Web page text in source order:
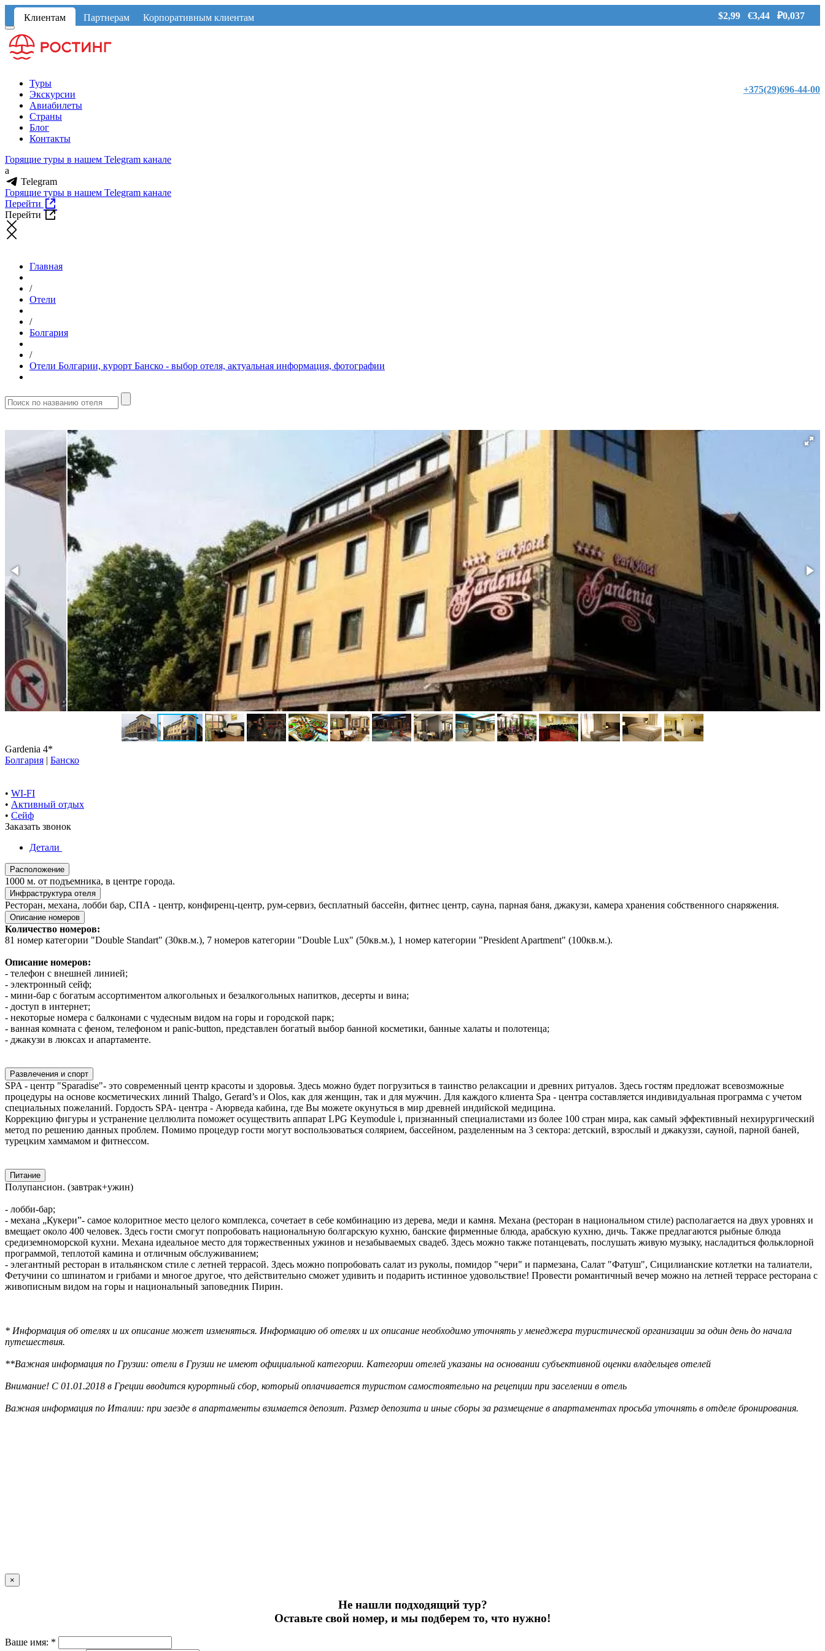
Клиентам Партнерам Корпоративным клиентам $2,99 €3,44 ₽0,037
+375(29)696-44-00
Туры
Экскурсии
Авиабилеты
Страны
Блог
Контакты
Горящие туры в нашем Telegram канале
a
Telegram
Горящие туры в нашем Telegram канале
Перейти
Перейти
Главная
/
Отели
/
Болгария
/
Отели Болгарии, курорт Банско - выбор отеля, актуальная информация, фотографии
Gardenia 4*
Болгария | Банско
• WI-FI
• Активный отдых
• Сейф
Заказать звонок
Детали
Расположение
1000 м. от подъемника, в центре города.
Инфраструктура отеля
Ресторан, механа, лобби бар, СПА - центр, конфиренц-центр, рум-сервиз, бесплатный бассейн, фитнес центр, сауна, парная баня, джакузи, камера хранения собственного снаряжения.
Описание номеров
Количество номеров:
81 номер категории "Double Standart" (30кв.м.), 7 номеров категории "Double Lux" (50кв.м.), 1 номер категории "President Apartment" (100кв.м.).
Описание номеров:
- телефон с внешней линией;
- электронный сейф;
- мини-бар с богатым ассортиментом алкогольных и безалкогольных напитков, десерты и вина;
- доступ в интернет;
- некоторые номера с балконами с чудесным видом на горы и городской парк;
- ванная комната с феном, телефоном и panic-button, представлен богатый выбор банной косметики, банные халаты и полотенца;
- джакузи в люксах и апартаменте.
Развлечения и спорт
SPA - центр "Sparadise"- это современный центр красоты и здоровья. Здесь можно будет погрузиться в таинство релаксации и древних ритуалов. Здесь гостям предложат всевозможные
процедуры на основе косметических линий Thalgo, Gerard’s и Olos, как для женщин, так и для мужчин. Для каждого клиента Spa - центра составляется индивидуальная программа с учетом
специальных пожеланий. Гордость SPA- центра - Аюрведа кабина, где Вы можете окунуться в мир древней индийской медицина.
Коррекцию фигуры и устранение целлюлита поможет осуществить аппарат LPG Keymodule i, признанный специалистами из более 100 стран мира, как самый эффективный нехирургический
метод по решению данных проблем. Помимо процедур гости могут воспользоваться солярием, бассейном, разделенным на 3 сектора: детский, взрослый и джакуззи, сауной, парной баней,
турецким хаммамом и фитнессом.
Питание
Полупансион. (завтрак+ужин)
- лобби-бар;
- механа „Кукери”- самое колоритное место целого комплекса, сочетает в себе комбинацию из дерева, меди и камня. Механа (ресторан в национальном стиле) располагается на двух уровнях и
вмещает около 400 человек. Здесь гости смогут попробовать национальную болгарскую кухню, банские фирменные блюда, арабскую кухню, дичь. Также предлагаются рыбные блюда
средиземноморской кухни. Механа идеальное место для торжественных ужинов и незабываемых свадеб. Здесь можно также потанцевать, послушать живую музыку, насладиться фольклорной
программой, теплотой камина и отличным обслуживанием;
- элегантный ресторан в итальянском стиле с летней террасой. Здесь можно попробовать салат из руколы, помидор "чери" и пармезана, Салат "Фатуш", Сицилианские котлетки на талиатели,
Фетучини со шпинатом и грибами и многое другое, что действительно сможет удивить и подарить истинное удовольствие! Провести романтичный вечер можно на летней террасе ресторана с
живописным видом на горы и национальный заповедник Пирин.
* Информация об отелях и их описание может изменяться. Информацию об отелях и их описание необходимо уточнять у менеджера туристической организации за один день до начала
путешествия.
**Важная информация по Грузии: отели в Грузии не имеют официальной категории. Категории отелей указаны на основании субъективной оценки владельцев отелей
Внимание! С 01.01.2018 в Греции вводится курортный сбор, который оплачивается туристом самостоятельно на рецепции при заселении в отель
Важная информация по Италии: при заезде в апартаменты взимается депозит. Размер депозита и иные сборы за размещение в апартаментах просьба уточнять в отделе бронирования.
×
Не нашли подходящий тур?
Оставьте свой номер, и мы подберем то, что нужно!
Ваше имя: *